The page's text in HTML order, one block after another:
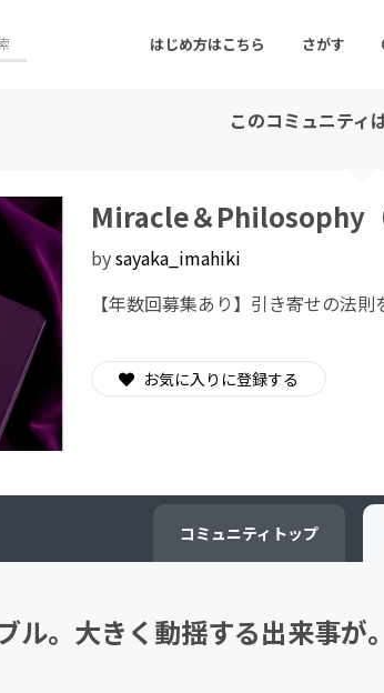
はじめ方はこちら さがす
おすすめのコミュニティ
音楽
ット
ゲーム・サービス開発
書籍・雑誌出版
CAMPFIRE for Social Good
このコミュニティ
Miracle＆Philosophy（
bysayaka_imahiki
【年数回募集あり︎】引き寄せの法
お気に入りに登録する
コミュニティ トップ
ル。大きく動揺する出来事が